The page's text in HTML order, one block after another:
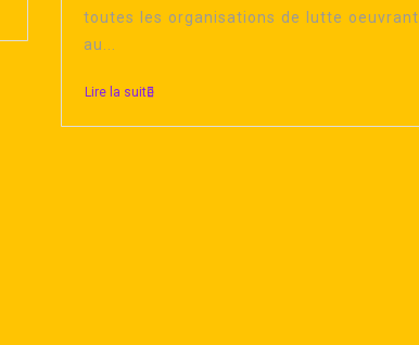
toutes les organisations de lutte oeuvrant
au...
Lire la suite